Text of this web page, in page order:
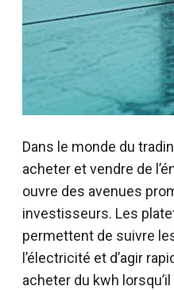
Dans le monde du
acheter et vendre de
ouvre des avenues
investisseurs. Les
permettent de suivre
l’électricité et d’agir
acheter du kwh